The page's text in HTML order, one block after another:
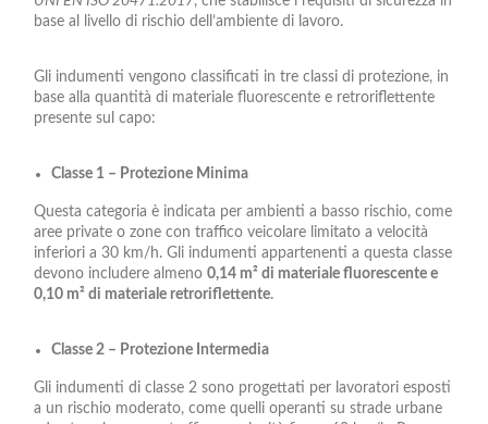
base al livello di rischio dell’ambiente di lavoro.
Gli indumenti vengono classificati in tre classi di protezione, in
base alla quantità di materiale fluorescente e retroriflettente
presente sul capo:
Classe 1 – Protezione Minima
Questa categoria è indicata per ambienti a basso rischio, come
aree private o zone con traffico veicolare limitato a velocità
inferiori a 30 km/h. Gli indumenti appartenenti a questa classe
devono includere almeno 0,14 m² di materiale fluorescente e
0,10 m² di materiale retroriflettente.
Classe 2 – Protezione Intermedia
Gli indumenti di classe 2 sono progettati per lavoratori esposti
a un rischio moderato, come quelli operanti su strade urbane